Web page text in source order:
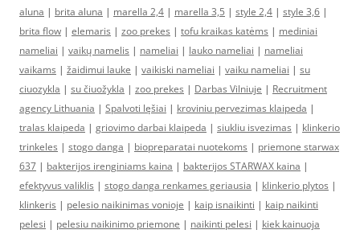
aluna | brita aluna | marella 2,4 | marella 3,5 | style 2,4 | style 3,6 |
brita flow | elemaris | zoo prekes | tofu kraikas katėms | mediniai
nameliai | vaikų namelis | nameliai | lauko nameliai | nameliai
vaikams | žaidimui lauke | vaikiski nameliai | vaiku nameliai | su
ciuozykla | su čiuožykla | zoo prekes | Darbas Vilniuje | Recruitment
agency Lithuania | Spalvoti lęšiai | kroviniu pervezimas klaipeda |
tralas klaipeda | griovimo darbai klaipeda | siukliu isvezimas | klinkerio
trinkeles | stogo danga | biopreparatai nuotekoms | priemone starwax
637 | bakterijos irenginiams kaina | bakterijos STARWAX kaina |
efektyvus valiklis | stogo danga renkames geriausia | klinkerio plytos |
klinkeris | pelesio naikinimas vonioje | kaip isnaikinti | kaip naikinti
pelesi | pelesiu naikinimo priemone | naikinti pelesi | kiek kainuoja